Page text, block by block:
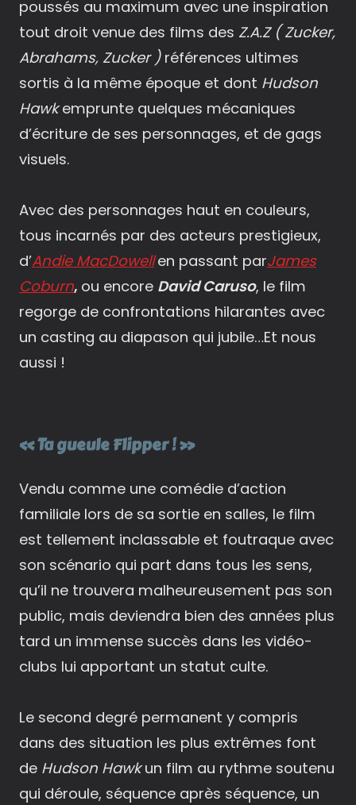
poussés au maximum avec une inspiration
tout droit venue des films des Z.A.Z ( Zucker,
Abrahams, Zucker )références ultimes
sortis à la même époque et dont Hudson
Hawkemprunte quelques mécaniques
d’écriture de ses personnages, et de gags
visuels.
Avec des personnages haut en couleurs,
tous incarnés par des acteurs prestigieux,
d’Andie MacDowell en passant parJames
Coburn, ou encore David Caruso, le film
regorge de confrontations hilarantes avec
un casting au diapason qui jubile…Et nous
aussi !
« Ta gueule Flipper ! »
Vendu comme une comédie d’action
familiale lors de sa sortie en salles, le film
est tellement inclassable et foutraque avec
son scénario qui part dans tous les sens,
qu’il ne trouvera malheureusement pas son
public, mais deviendra bien des années plus
tard un immense succès dans les vidéo-
clubs lui apportant un statut culte.
Le second degré permanent y compris
dans des situation les plus extrêmes font
de Hudson Hawkun film au rythme soutenu
qui déroule, séquence après séquence, un